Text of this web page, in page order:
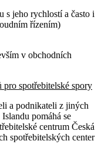
s jeho rychlostí a často i
řízením)
v obchodních
spotřebitelské spory
a podnikateli z jiných
pomáhá se
centrum Česká
spotřebitelských center